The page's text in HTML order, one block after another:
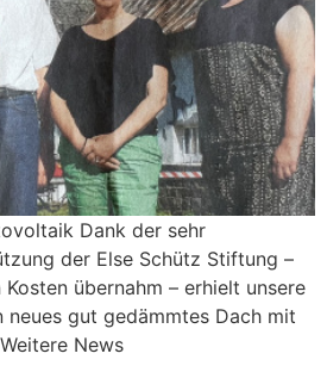
Dank der sehr
der Else Schütz Stiftung –
übernahm – erhielt unsere
gut gedämmtes Dach mit
News